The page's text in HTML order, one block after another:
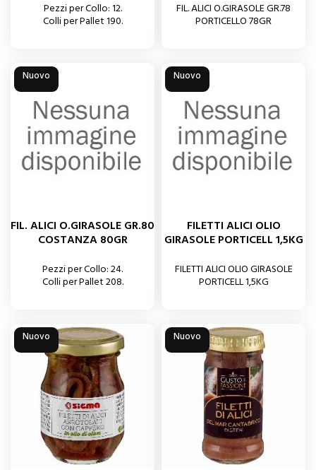
Pezzi per Collo: 12.
Colli per Pallet 190.
FIL. ALICI O.GIRASOLE GR.78
PORTICELLO 78GR
Nuovo
FIL. ALICI O.GIRASOLE GR.80
COSTANZA 80GR
Pezzi per Collo: 24.
Colli per Pallet 208.
Nuovo
FILETTI ALICI OLIO
GIRASOLE PORTICELL 1,5KG
FILETTI ALICI OLIO GIRASOLE
PORTICELL 1,5KG
Nuovo Nuovo